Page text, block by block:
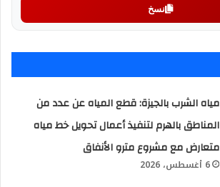
نسخ
مياه الشرب بالجيزة: قطع المياه عن عدد من
المناطق بالهرم لتنفيذ أعمال تحويل خط مياه
متعارض مع مشروع مترو الأنفاق
6 أغسطس، 2026